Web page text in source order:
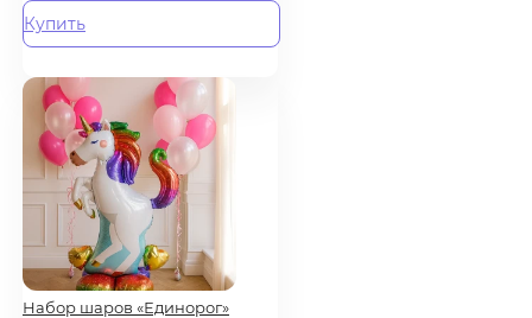
Купить
Набор шаров «Единорог»